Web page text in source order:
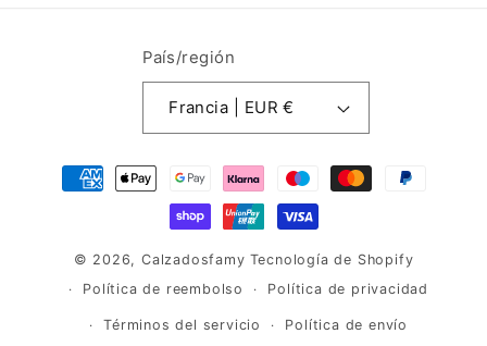
País/región
Francia | EUR €
Formas
de
© 2026,Calzadosfamy Tecnología de Shopify
Política de reembolso
Política de privacidad
Términos del servicio Política de envío